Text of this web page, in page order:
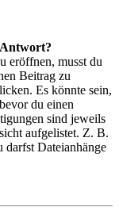
Antwort?
eröffnen, musst du
Beitrag zu
Es könnte sein,
du einen
sind jeweils
aufgelistet. Z. B.
darfst Dateianhänge